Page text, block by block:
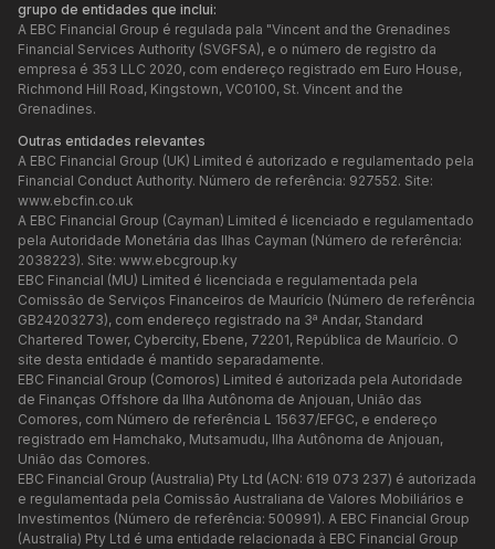
grupo de entidades que inclui:
A EBC Financial Group é regulada pala "Vincent and the Grenadines
Financial Services Authority (SVGFSA), e o número de registro da
empresa é 353 LLC 2020, com endereço registrado em Euro House,
Richmond Hill Road, Kingstown, VC0100, St. Vincent and the
Grenadines.
Outras entidades relevantes
A EBC Financial Group (UK) Limited é autorizado e regulamentado pela
Financial Conduct Authority. Número de referência: 927552. Site:
www.ebcfin.co.uk
A EBC Financial Group (Cayman) Limited é licenciado e regulamentado
pela Autoridade Monetária das Ilhas Cayman (Número de referência:
2038223). Site: www.ebcgroup.ky
EBC Financial (MU) Limited é licenciada e regulamentada pela
Comissão de Serviços Financeiros de Maurício (Número de referência
GB24203273), com endereço registrado na 3ª Andar, Standard
Chartered Tower, Cybercity, Ebene, 72201, República de Maurício. O
site desta entidade é mantido separadamente.
EBC Financial Group (Comoros) Limited é autorizada pela Autoridade
de Finanças Offshore da Ilha Autônoma de Anjouan, União das
Comores, com Número de referência L 15637/EFGC, e endereço
registrado em Hamchako, Mutsamudu, Ilha Autônoma de Anjouan,
União das Comores.
EBC Financial Group (Australia) Pty Ltd (ACN: 619 073 237) é autorizada
e regulamentada pela Comissão Australiana de Valores Mobiliários e
Investimentos (Número de referência: 500991). A EBC Financial Group
(Australia) Pty Ltd é uma entidade relacionada à EBC Financial Group